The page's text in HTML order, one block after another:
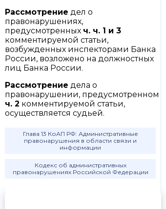
Рассмотрение дел о
правонарушениях,
предусмотренных ч. ч. 1 и 3
комментируемой статьи,
возбужденных инспекторами Банка
России, возложено на должностных
лиц Банка России.
Рассмотрение дела о
правонарушении, предусмотренном
ч. 2 комментируемой статьи,
осуществляется судьей.
Глава 13 КоАП РФ: Административные
правонарушения в области связи и
информации
Кодекс об административных
правонарушениях Российской Федерации